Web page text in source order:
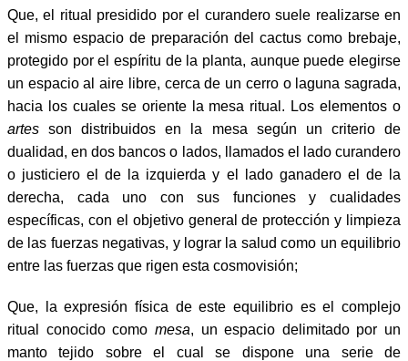
Que, el ritual presidido por el curandero suele realizarse en
el mismo espacio de preparación del cactus como brebaje,
protegido por el espíritu de la planta, aunque puede elegirse
un espacio al aire libre, cerca de un cerro o laguna sagrada,
hacia los cuales se oriente la mesa ritual. Los elementos o
artes son distribuidos en la mesa según un criterio de
dualidad, en dos bancos o lados, llamados el lado curandero
o justiciero el de la izquierda y el lado ganadero el de la
derecha, cada uno con sus funciones y cualidades
específicas, con el objetivo general de protección y limpieza
de las fuerzas negativas, y lograr la salud como un equilibrio
entre las fuerzas que rigen esta cosmovisión;
Que, la expresión física de este equilibrio es el complejo
ritual conocido como mesa, un espacio delimitado por un
manto tejido sobre el cual se dispone una serie de